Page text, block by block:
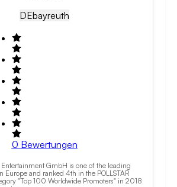
DEBayreuth
0 Bewertungen
GmbH is one of the leading
Europe and ranked 4th in the POLLSTAR
"Top 100 Worldwide Promoters" in 2018